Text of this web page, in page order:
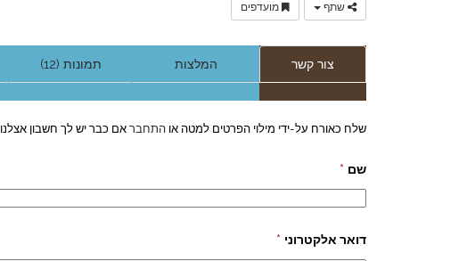
שתף מועדפים
צור קשר המלצות תמונות (12)
שלח כאורח על-ידי מילוי הפרטים למטה או התחבראם כבר יש לך חשבון אצלנו
שם *
דואר אלקטרוני *